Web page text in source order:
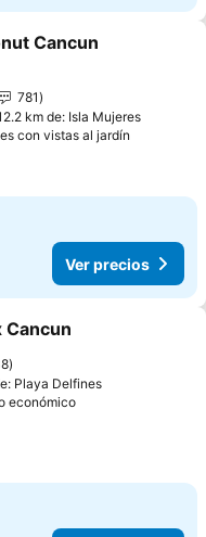
a favoritos
Cancun
781
km de: Isla Mujeres
con vistas al jardín
Ver precios
a favoritos
Cancun
Playa Delfines
económicoVer precios